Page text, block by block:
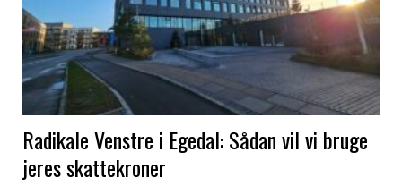
Radikale Venstre i Egedal: Sådan vil vi bruge
jeres skattekroner